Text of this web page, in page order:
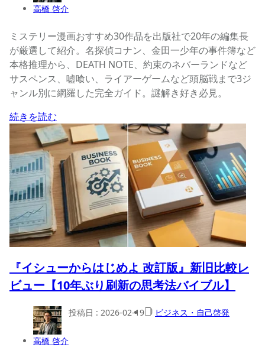
高橋 啓介
ミステリー漫画おすすめ30作品を出版社で20年の編集長
が厳選して紹介。名探偵コナン、金田一少年の事件簿など
本格推理から、DEATH NOTE、約束のネバーランドなど
サスペンス、嘘喰い、ライアーゲームなど頭脳戦まで3ジ
ャンル別に網羅した完全ガイド。謎解き好き必見。
続きを読む
『イシューからはじめよ 改訂版』新旧比較レ
ビュー【10年ぶり刷新の思考法バイブル】
高橋 啓介
投稿日 : 2026-02-19 ビジネス・自己啓発